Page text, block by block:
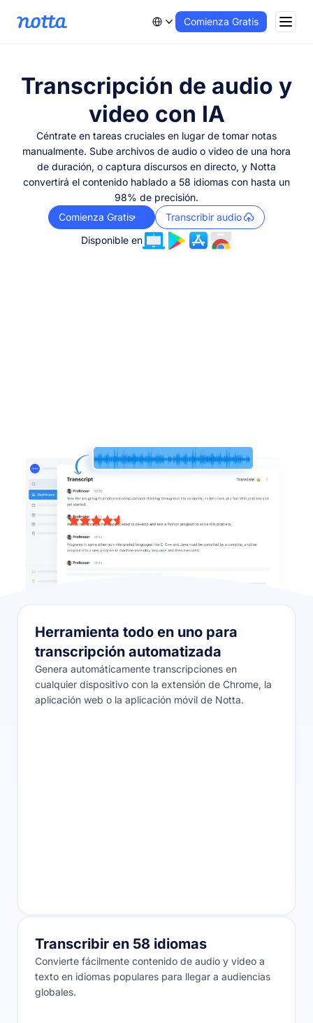
Comienza Gratis
Transcripción de audio y
video con IA
Céntrate en tareas cruciales en lugar de tomar notas
manualmente. Sube archivos de audio o video de una hora
de duración, o captura discursos en directo, y Notta
convertirá el contenido hablado a 58 idiomas con hasta un
98% de precisión.
Comienza Gratis
Transcribir audio
Disponible en
Más de 10 millones de usuarios en todo el mundo.
Con la confianza de más de 4.000 equipos
Cumple con SOC-2
Valorado con 4,6/5 en G2
Herramienta todo en uno para
transcripción automatizada
Genera automáticamente transcripciones en
cualquier dispositivo con la extensión de Chrome, la
aplicación web o la aplicación móvil de Notta.
Transcribir en 58 idiomas
Convierte fácilmente contenido de audio y video a
texto en idiomas populares para llegar a audiencias
globales.